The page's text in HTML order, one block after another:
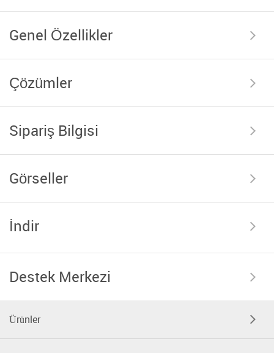
Genel Özellikler
Çözümler
Sipariş Bilgisi
Görseller
İndir
Destek Merkezi
Ürünler